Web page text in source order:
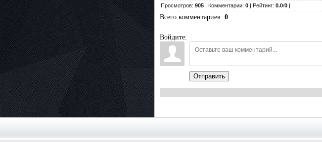
Просмотров: 905 | Комментарии: 0 | Рейтинг: 0.0/0 |
Всего комментариев: 0
Войдите:
Отправить